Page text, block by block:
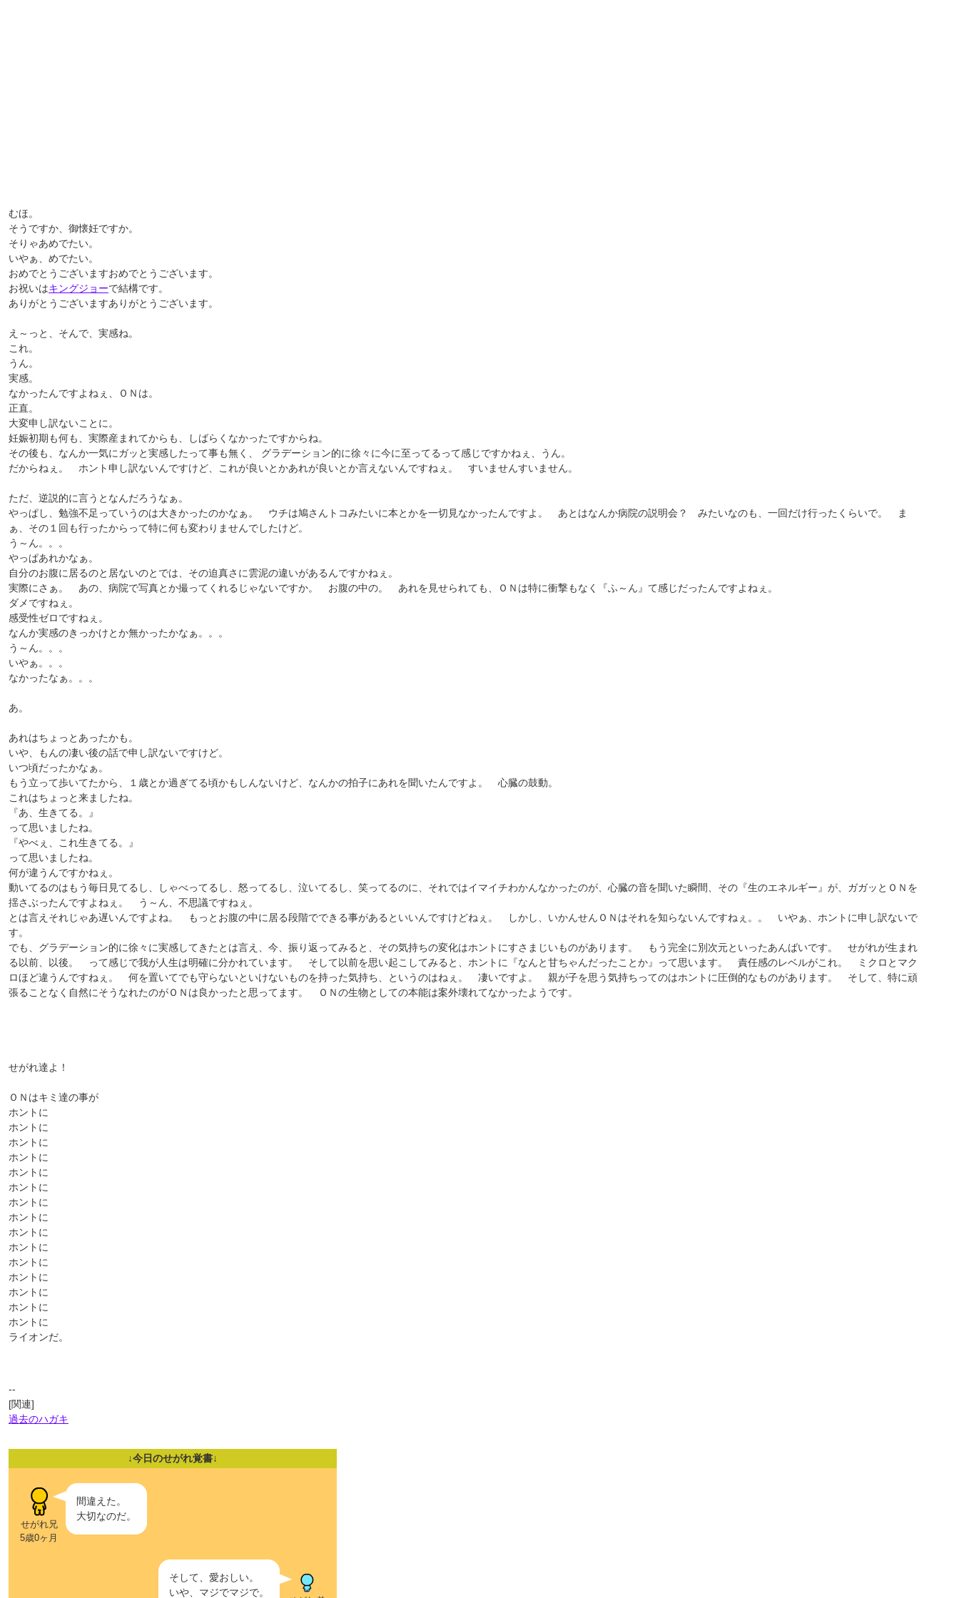
むほ。
そうですか、御懐妊ですか。
そりゃあめでたい。
いやぁ、めでたい。
おめでとうございますおめでとうございます。
お祝いはキングジョーで結構です。
ありがとうございますありがとうございます。
え～っと、そんで、実感ね。
これ。
うん。
実感。
なかったんですよねぇ、ＯＮは。
正直。
大変申し訳ないことに。
妊娠初期も何も、実際産まれてからも、しばらくなかったですからね。
その後も、なんか一気にガッと実感したって事も無く、 グラデーション的に徐々に今に至ってるって感じですかねぇ、うん。
だからねぇ。 ホント申し訳ないんですけど、これが良いとかあれが良いとか言えないんですねぇ。 すいませんすいません。
ただ、逆説的に言うとなんだろうなぁ。
やっぱし、勉強不足っていうのは大きかったのかなぁ。 ウチは鳩さんトコみたいに本とかを一切見なかったんですよ。 あとはなんか病院の説明会？ みたいなのも、一回だけ行ったくらいで。 ま
ぁ、その１回も行ったからって特に何も変わりませんでしたけど。
う～ん。。。
やっぱあれかなぁ。
自分のお腹に居るのと居ないのとでは、その迫真さに雲泥の違いがあるんですかねぇ。
実際にさぁ。 あの、病院で写真とか撮ってくれるじゃないですか。 お腹の中の。 あれを見せられても、ＯＮは特に衝撃もなく『ふ～ん』て感じだったんですよねぇ。
ダメですねぇ。
感受性ゼロですねぇ。
なんか実感のきっかけとか無かったかなぁ。。。
う～ん。。。
いやぁ。。。
なかったなぁ。。。
あ。
あれはちょっとあったかも。
いや、もんの凄い後の話で申し訳ないですけど。
いつ頃だったかなぁ。
もう立って歩いてたから、１歳とか過ぎてる頃かもしんないけど、なんかの拍子にあれを聞いたんですよ。 心臓の鼓動。
これはちょっと来ましたね。
『あ、生きてる。』
って思いましたね。
『やべぇ、これ生きてる。』
って思いましたね。
何が違うんですかねぇ。
動いてるのはもう毎日見てるし、しゃべってるし、怒ってるし、泣いてるし、笑ってるのに、それではイマイチわかんなかったのが、心臓の音を聞いた瞬間、その『生のエネルギー』が、ガガッとＯＮを
揺さぶったんですよねぇ。 う～ん、不思議ですねぇ。
とは言えそれじゃあ遅いんですよね。 もっとお腹の中に居る段階でできる事があるといいんですけどねぇ。 しかし、いかんせんＯＮはそれを知らないんですねぇ。。 いやぁ、ホントに申し訳ないで
す。
でも、グラデーション的に徐々に実感してきたとは言え、今、振り返ってみると、その気持ちの変化はホントにすさまじいものがあります。 もう完全に別次元といったあんばいです。 せがれが生まれ
る以前、以後。 って感じで我が人生は明確に分かれています。 そして以前を思い起こしてみると、ホントに『なんと甘ちゃんだったことか』って思います。 責任感のレベルがこれ。 ミクロとマク
ロほど違うんですねぇ。 何を置いてでも守らないといけないものを持った気持ち、というのはねぇ。 凄いですよ。 親が子を思う気持ちってのはホントに圧倒的なものがあります。 そして、特に頑
張ることなく自然にそうなれたのがＯＮは良かったと思ってます。 ＯＮの生物としての本能は案外壊れてなかったようです。
せがれ達よ！
ＯＮはキミ達の事が
ホントに
ホントに
ホントに
ホントに
ホントに
ホントに
ホントに
ホントに
ホントに
ホントに
ホントに
ホントに
ホントに
ホントに
ホントに
ライオンだ。
--
[関連]
過去のハガキ
↓今日のせがれ覚書↓
せがれ兄
5歳0ヶ月
間違えた。
大切なのだ。
そして、愛おしい。
いや、マジでマジで。